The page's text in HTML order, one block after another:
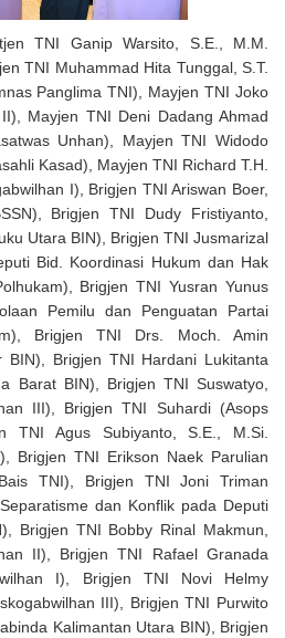
TNI Ganip Warsito, S.E., M.M.
TNI Muhammad Hita Tunggal, S.T.
Panglima TNI), Mayjen TNI Joko
Mayjen TNI Deni Dadang Ahmad
Unhan), Mayjen TNI Widodo
Kasad), Mayjen TNI Richard T.H.
I), Brigjen TNI Ariswan Boer,
Brigjen TNI Dudy Fristiyanto,
Utara BIN), Brigjen TNI Jusmarizal
Bid. Koordinasi Hukum dan Hak
Brigjen TNI Yusran Yunus
Pemilu dan Penguatan Partai
Brigjen TNI Drs. Moch. Amin
BIN), Brigjen TNI Hardani Lukitanta
Barat BIN), Brigjen TNI Suswatyo,
III), Brigjen TNI Suhardi (Asops
TNI Agus Subiyanto, S.E., M.Si.
Brigjen TNI Erikson Naek Parulian
TNI), Brigjen TNI Joni Triman
dan Konflik pada Deputi
Brigjen TNI Bobby Rinal Makmun,
II), Brigjen TNI Rafael Granada
I), Brigjen TNI Novi Helmy
III), Brigjen TNI Purwito
Kalimantan Utara BIN), Brigjen